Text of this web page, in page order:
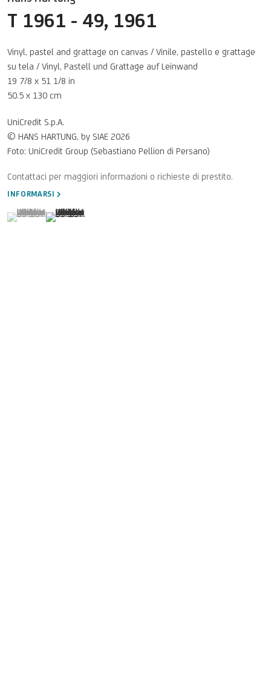
T 1961 - 49, 1961
Vinyl, pastel and grattage on canvas / Vinile, pastello e grattage
su tela / Vinyl, Pastell und Grattage auf Leinwand
19 7/8 x 51 1/8 in
50.5 x 130 cm
UniCredit S.p.A.
© HANS HARTUNG, by SIAE 2026
Foto: UniCredit Group (Sebastiano Pellion di Persano)
INFORMARSI
(View a larger image of thumbnail 1 )
, currently selected.
, currently selected.
, currently selected.(View a larger image of thumbnail 2 )